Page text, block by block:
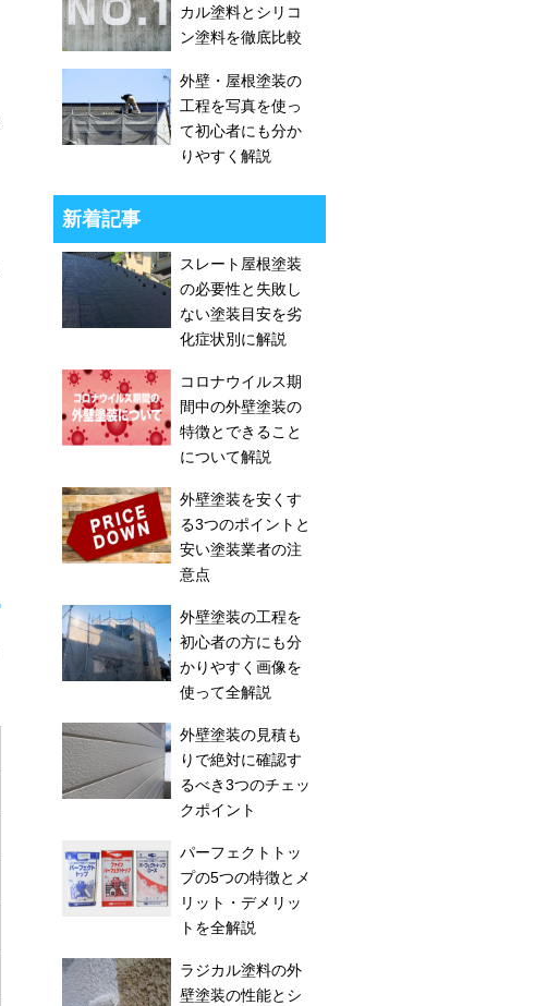
カル塗料とシリコ
ン塗料を徹底比較
外壁・屋根塗装の
工程を写真を使っ
て初心者にも分か
りやすく解説
新着記事
スレート屋根塗装
の必要性と失敗し
ない塗装目安を劣
化症状別に解説
コロナウイルス期
間中の外壁塗装の
特徴とできること
について解説
外壁塗装を安くす
る3つのポイントと
安い塗装業者の注
意点
外壁塗装の工程を
初心者の方にも分
かりやすく画像を
使って全解説
外壁塗装の見積も
りで絶対に確認す
るべき3つのチェッ
クポイント
パーフェクトトッ
プの5つの特徴とメ
リット・デメリッ
トを全解説
ラジカル塗料の外
壁塗装の性能とシ